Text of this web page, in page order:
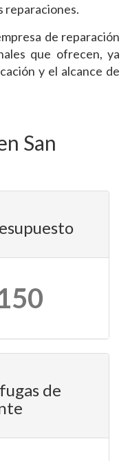
reparaciones.
de reparación
que ofrecen, ya
y el alcance de
San
de